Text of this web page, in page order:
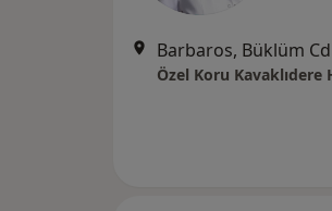
Barbaros, Büklüm
Özel Koru Kavaklıdere